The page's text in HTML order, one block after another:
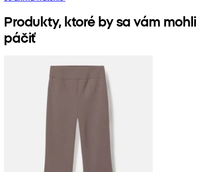
Produkty, ktoré by sa vám mohli
páčiť